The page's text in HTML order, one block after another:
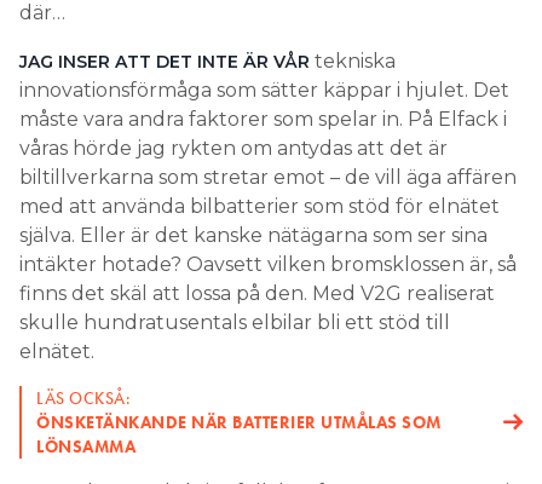
där…
JAG INSER ATT DET INTE ÄR VÅR tekniska
innovationsförmåga som sätter käppar i hjulet. Det
måste vara andra faktorer som spelar in. På Elfack i
våras hörde jag rykten om antydas att det är
biltillverkarna som stretar emot – de vill äga affären
med att använda bilbatterier som stöd för elnätet
själva. Eller är det kanske nätägarna som ser sina
intäkter hotade? Oavsett vilken bromsklossen är, så
finns det skäl att lossa på den. Med V2G realiserat
skulle hundratusentals elbilar bli ett stöd till
elnätet.
LÄS OCKSÅ:
ÖNSKETÄNKANDE NÄR BATTERIER UTMÅLAS SOM
LÖNSAMMA